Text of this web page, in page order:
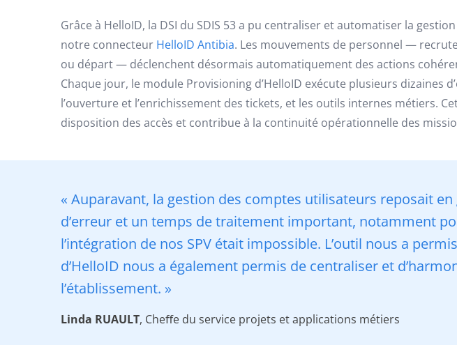
Grâce à HelloID, la DSI du SDIS 53 a pu centraliser et automatiser la
notre connecteur HelloID Antibia. Les mouvements de personnel —
ou départ — déclenchent désormais automatiquement des actions
Chaque jour, le module Provisioning d’HelloID exécute plusieurs dizaines
l’ouverture et l’enrichissement des tickets, et les outils internes métiers.
disposition des accès et contribue à la continuité opérationnelle des
« Auparavant, la gestion des comptes utilisateurs reposait
d’erreur et un temps de traitement important, notamment
l’intégration de nos SPV était impossible. L’outil nous a
d’HelloID nous a également permis de centraliser et
l’établissement. »
Linda RUAULT, Cheﬀe du service projets et applications métiers